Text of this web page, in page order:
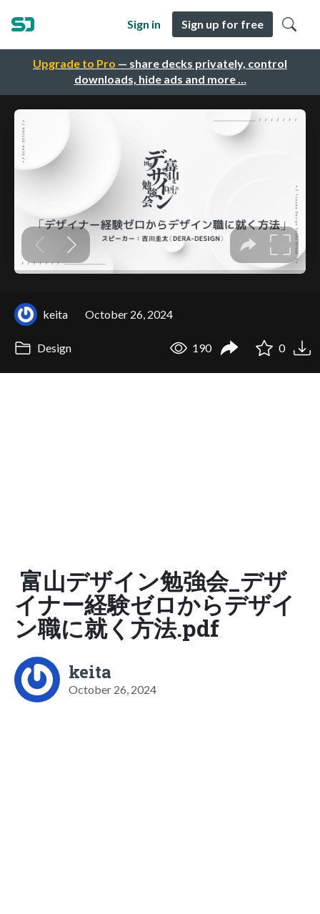
Upgrade to Pro — share decks privately, control
downloads, hide ads and more …
Sign in Sign up for free
keita October 26, 2024
Design 190 0
富山デザイン勉強会_デザ
イナー経験ゼロからデザイ
ン職に就く方法.pdf
keita
October 26, 2024